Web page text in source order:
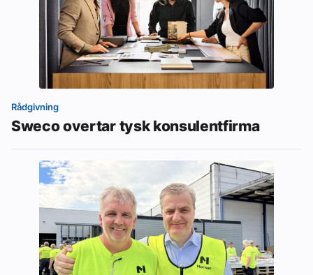
Rådgivning
Sweco overtar tysk konsulentfirma